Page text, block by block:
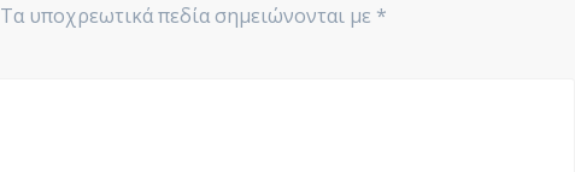
Τα υποχρεωτικά πεδία σημειώνονται με *